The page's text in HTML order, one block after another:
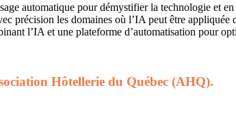
automatique pour démystifier la technologie et
précision les domaines où l’IA peut être appliquée
l’IA et une plateforme d’automatisation pour
Hôtellerie du Québec (AHQ).